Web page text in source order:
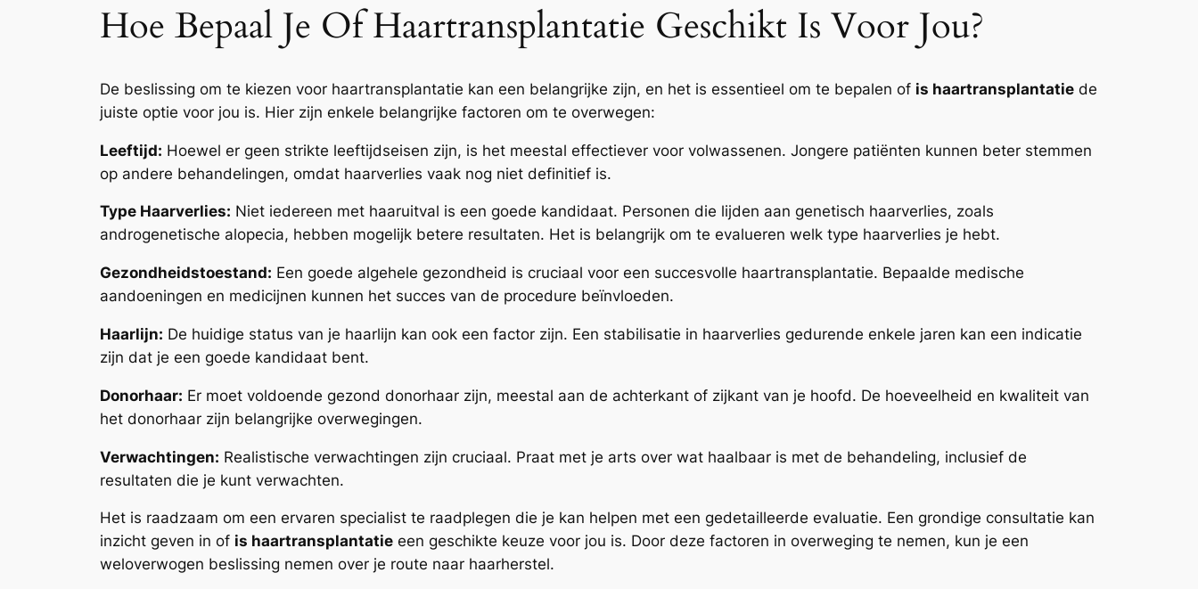
Hoe Bepaal Je Of Haartransplantatie Geschikt Is Voor Jou?
De beslissing om te kiezen voor haartransplantatie kan een belangrijke zijn, en het is essentieel om te bepalen of is haartransplantatie de
juiste optie voor jou is. Hier zijn enkele belangrijke factoren om te overwegen:
Leeftijd: Hoewel er geen strikte leeftijdseisen zijn, is het meestal effectiever voor volwassenen. Jongere patiënten kunnen beter stemmen
op andere behandelingen, omdat haarverlies vaak nog niet definitief is.
Type Haarverlies: Niet iedereen met haaruitval is een goede kandidaat. Personen die lijden aan genetisch haarverlies, zoals
androgenetische alopecia, hebben mogelijk betere resultaten. Het is belangrijk om te evalueren welk type haarverlies je hebt.
Gezondheidstoestand: Een goede algehele gezondheid is cruciaal voor een succesvolle haartransplantatie. Bepaalde medische
aandoeningen en medicijnen kunnen het succes van de procedure beïnvloeden.
Haarlijn: De huidige status van je haarlijn kan ook een factor zijn. Een stabilisatie in haarverlies gedurende enkele jaren kan een indicatie
zijn dat je een goede kandidaat bent.
Donorhaar: Er moet voldoende gezond donorhaar zijn, meestal aan de achterkant of zijkant van je hoofd. De hoeveelheid en kwaliteit van
het donorhaar zijn belangrijke overwegingen.
Verwachtingen: Realistische verwachtingen zijn cruciaal. Praat met je arts over wat haalbaar is met de behandeling, inclusief de
resultaten die je kunt verwachten.
Het is raadzaam om een ervaren specialist te raadplegen die je kan helpen met een gedetailleerde evaluatie. Een grondige consultatie kan
inzicht geven in of is haartransplantatie een geschikte keuze voor jou is. Door deze factoren in overweging te nemen, kun je een
weloverwogen beslissing nemen over je route naar haarherstel.